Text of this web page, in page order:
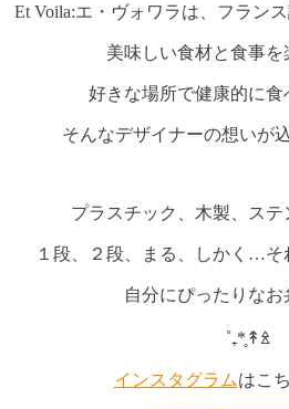
Et Voila:エ・ヴォワラは、フラン
美味しい食材と食事を
好きな場所で健康的に
そんなデザイナーの想いが
プラスチック、木製、ステ
１段、２段、まる、しかく…そ
自分にぴったりな
˚₊*̥↟ꊛ
インスタグラムはこ